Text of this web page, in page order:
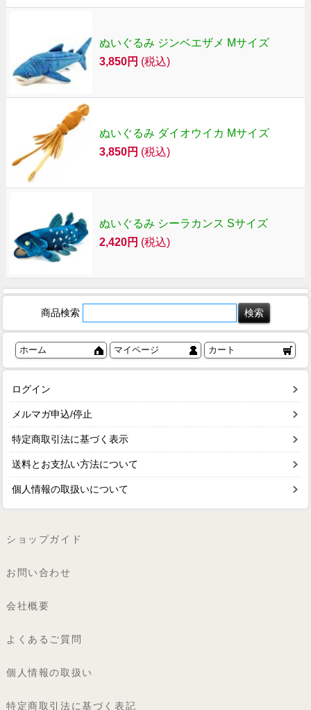
ぬいぐるみ ジンベエザメ Mサイズ
3,850円 (税込)
ぬいぐるみ ダイオウイカ Mサイズ
3,850円 (税込)
ぬいぐるみ シーラカンス Sサイズ
2,420円 (税込)
商品検索
ホーム マイページ カート
ログイン
メルマガ申込/停止
特定商取引法に基づく表示
送料とお支払い方法について
個人情報の取扱いについて
ショップガイド
お問い合わせ
会社概要
よくあるご質問
個人情報の取扱い
特定商取引法に基づく表記